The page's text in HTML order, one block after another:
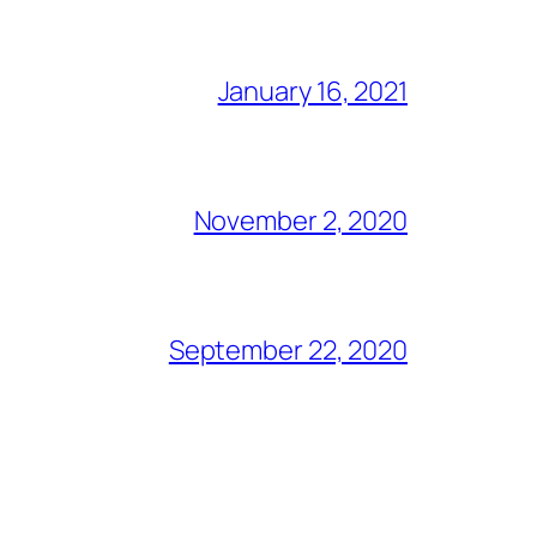
January 16, 2021
November 2, 2020
September 22, 2020